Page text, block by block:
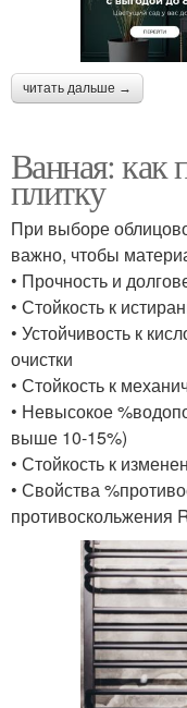
читать дальше →
Ванная: как
плитку
При выборе
важно, чтобы
• Прочность и
• Стойкость к
• Устойчивость к
очистки
• Стойкость к
• Невысокое
выше 10-15%)
• Стойкость к
• Свойства
противоскольжения